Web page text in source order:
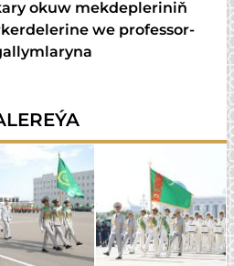
okuw mekdepleriniň
we professor-